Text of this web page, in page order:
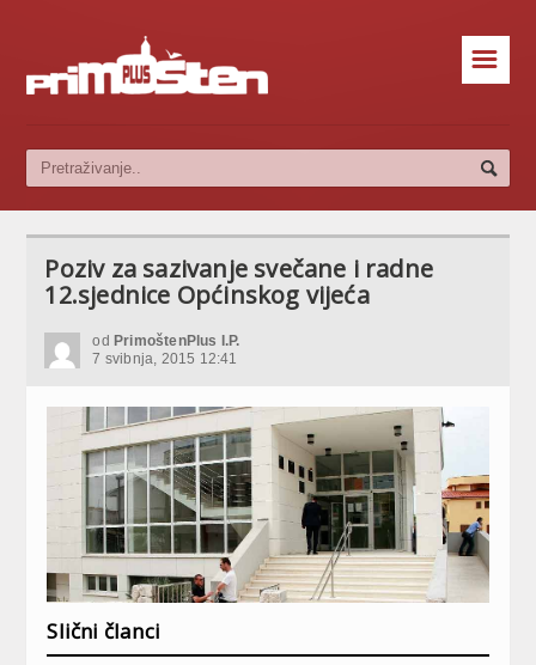
☰
Poziv za sazivanje svečane i radne
12.sjednice Općinskog vijeća
od PrimoštenPlus I.P.
7 svibnja, 2015 12:41
Slični članci